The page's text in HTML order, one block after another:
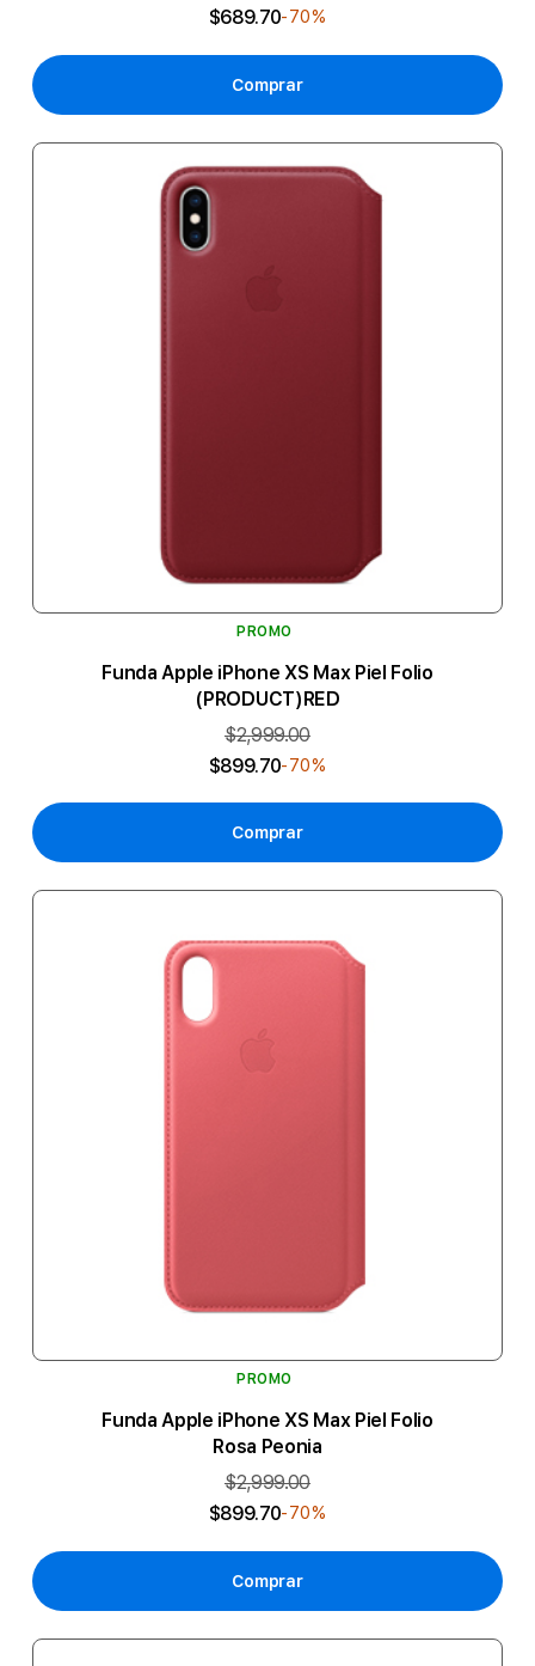
$689.70-70%
Comprar
PROMO
Funda Apple iPhone XS Max Piel Folio
(PRODUCT)RED
$2,999.00
$899.70-70%
Comprar
PROMO
Funda Apple iPhone XS Max Piel Folio
Rosa Peonia
$2,999.00
$899.70-70%
Comprar